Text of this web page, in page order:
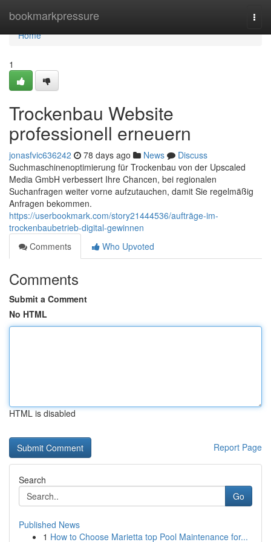
bookmarkpressure
Home
Home
1
Trockenbau Website
professionell erneuern
jonasfvic636242 78 days ago News
Discuss
Suchmaschinenoptimierung für Trockenbau von der Upscaled
Media GmbH verbessert Ihre Chancen, bei regionalen
Suchanfragen weiter vorne aufzutauchen, damit Sie regelmäßig
Anfragen bekommen.
https://userbookmark.com/story21444536/aufträge-im-
trockenbaubetrieb-digital-gewinnen
Comments
Who Upvoted
Comments
Submit a Comment
No HTML
HTML is disabled
Report Page
Search
Go
Published News
1 How to Choose Marietta top Pool Maintenance for...